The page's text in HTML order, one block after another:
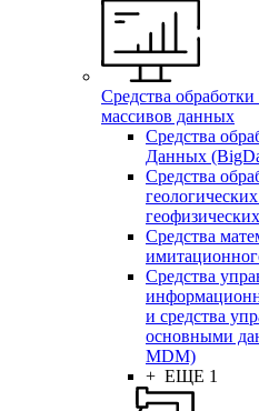
Средства
массивов данных
Средства
Данных
Средства
Средства
Средства
и средства
основными
MDM)
+ ЕЩЕ 1